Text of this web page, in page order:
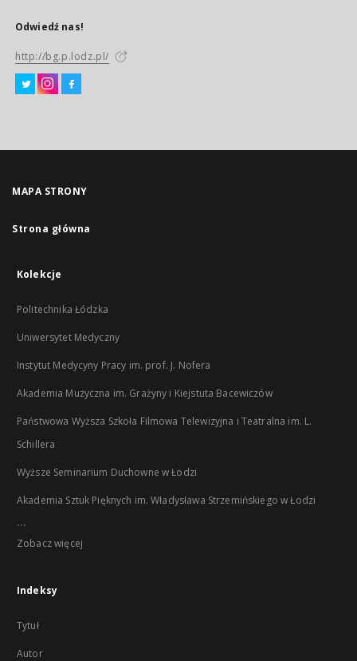
Odwiedź nas!
http://bg.p.lodz.pl/
MAPA STRONY
Strona główna
Kolekcje
Politechnika Łódzka
Uniwersytet Medyczny
Instytut Medycyny Pracy im. prof. J. Nofera
Akademia Muzyczna im. Grażyny i Kiejstuta Bacewiczów
Państwowa Wyższa Szkoła Filmowa Telewizyjna i Teatralna im. L.
Schillera
Wyższe Seminarium Duchowne w Łodzi
Akademia Sztuk Pięknych im. Władysława Strzemińskiego w Łodzi
...
Zobacz więcej
Indeksy
Tytuł
Autor